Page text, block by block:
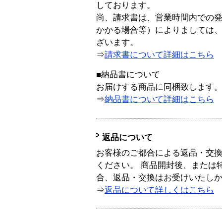
しております。
尚、請求書は、営業時間内での
かかる場合等）によりましては
ざいます。
⇒請求書について詳細はこちら
■納品書について
お届けする商品に同梱致します。
⇒納品書について詳細はこちら
返品について
お客様のご都合による返品・交
ください。 商品開封後、または
合、返品・交換はお受けいたし
⇒返品について詳しくはこちら